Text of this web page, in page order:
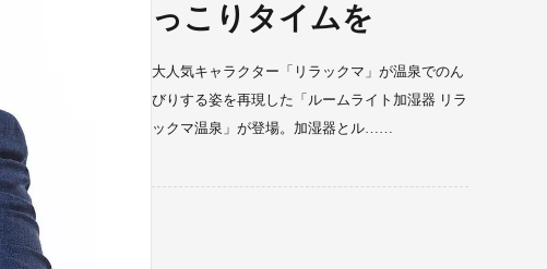
っこりタイムを
大人気キャラクター「リラックマ」が温泉でのん
びりする姿を再現した「ルームライト加湿器 リラ
ックマ温泉」が登場。加湿器とル……